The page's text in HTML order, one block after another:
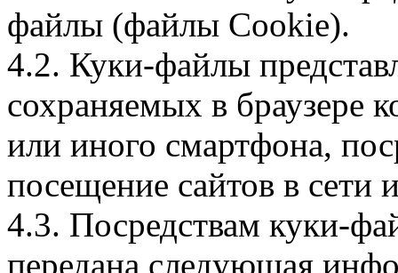
файлы (файлы Cookie).
4.2. Куки-файлы
сохраняемых в браузере
или иного смартфона,
посещение сайтов в сети
4.3. Посредствам куки-
передана следующая